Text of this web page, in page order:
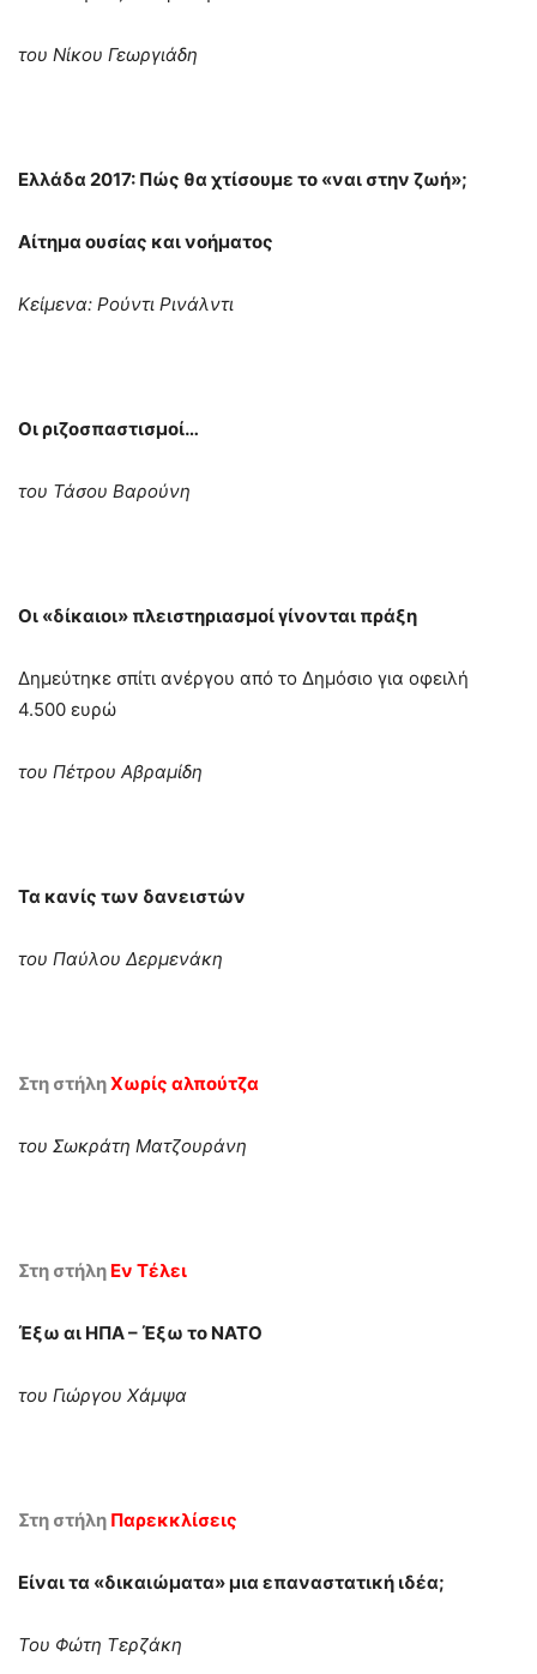
του Νίκου Γεωργιάδη
Ελλάδα 2017: Πώς θα χτίσουμε το «ναι στην ζωή»;
Αίτημα ουσίας και νοήματος
Κείμενα: Ρούντι Ρινάλντι
Οι ριζοσπαστισμοί…
του Τάσου Βαρούνη
Οι «δίκαιοι» πλειστηριασμοί γίνονται πράξη
Δημεύτηκε σπίτι ανέργου από το Δημόσιο για οφειλή
4.500 ευρώ
του Πέτρου Αβραμίδη
Τα κανίς των δανειστών
του Παύλου Δερμενάκη
Στη στήληΧωρίς αλπούτζα
του Σωκράτη Ματζουράνη
Στη στήλη Εν Τέλει
Έξω αι ΗΠΑ – Έξω το ΝΑΤΟ
του Γιώργου Χάμψα
Στη στήλη Παρεκκλίσεις
Είναι τα «δικαιώματα» μια επαναστατική ιδέα;
Του Φώτη Τερζάκη